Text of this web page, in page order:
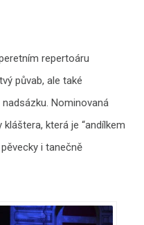
repertoáru
půvab, ale také
Nominovaná
která je “andílkem
i tanečně